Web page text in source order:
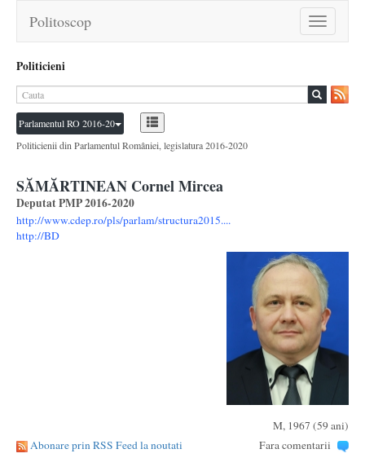
Toggle
navigation
Politoscop
Politicieni
Parlamentul RO 2016-20
Politicienii din Parlamentul României, legislatura 2016-2020
SĂMĂRTINEAN Cornel Mircea
Deputat PMP 2016-2020
http://www.cdep.ro/pls/parlam/structura2015....
http://BD
M, 1967 (59 ani)
Abonare prin RSS Feed la noutati
Fara comentarii